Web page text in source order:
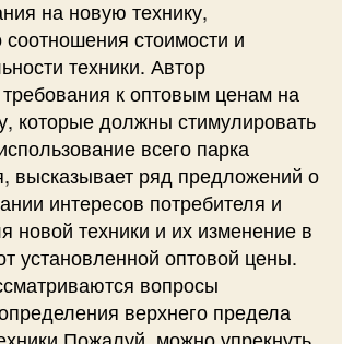
на новую технику,
соотношения стоимости и
техники. Автор
к оптовым ценам на
которые должны стимулировать
всего парка
высказывает ряд предложений о
интересов потребителя и
новой техники и их изменение в
установленной оптовой цены.
вопросы
верхнего предела
можно упрекнуть